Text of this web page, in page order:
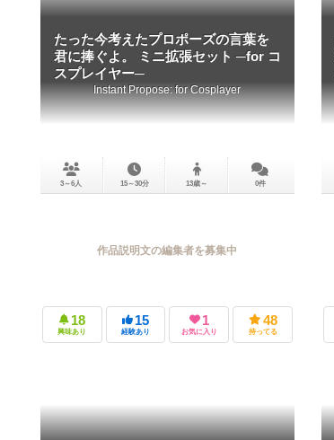
たった今考えたプロポーズの言葉を
君に捧ぐよ。 ミニ拡張セット ─for コ
スプレイヤー─
Instant Propose: for Cosplayer
3～6人 15～30分 13歳～ 0件
作品説明文の編集者を募集中
18
興味あり
15
経験あり
1
お気に入り
48
持ってる